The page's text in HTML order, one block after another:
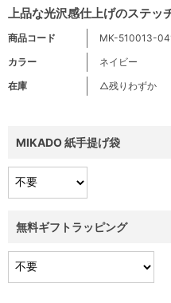
上品な光沢感仕上げのステッ
商品コード
MK-510013-
カラー
ネイビー
在庫
△残りわずか
MIKADO 紙手提げ袋
無料ギフトラッピング